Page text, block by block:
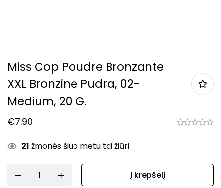
Miss Cop Poudre Bronzante
XXL Bronzinė Pudra, 02-
Medium, 20 G.
€7.90
21 žmonės šiuo metu tai žiūri
Į krepšelį